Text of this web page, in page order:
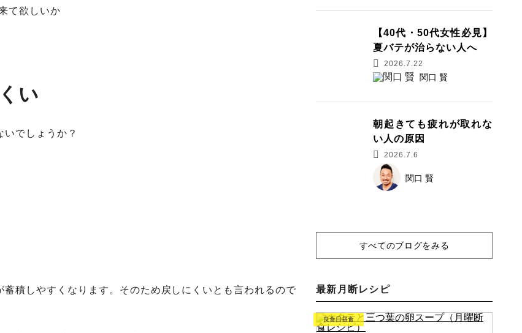
て欲しいか
い
でしょうか？
積しやすくなります。そのため戻しにくいとも言われるので
【40代・50代女性必見】
夏バテが治らない人へ
2026.7.22
関口 賢
朝起きても疲れが取れな
い人の原因
2026.7.6
関口 賢
すべてのブログをみる
最新月断レシピ
良食日昼食